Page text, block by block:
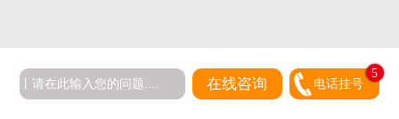
在线咨询 电话挂号
5